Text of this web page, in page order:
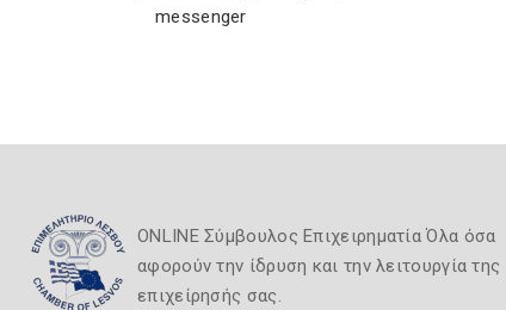
messenger
ONLINE Σύμβουλος Επιχειρηματία Όλα όσα
αφορούν την ίδρυση και την λειτουργία της
επιχείρησής σας.